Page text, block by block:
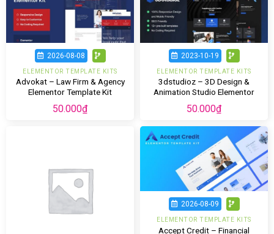
2026-08-08
ELEMENTOR TEMPLATE KITS
Advokat – Law Firm & Agency
Elementor Template Kit
50.000₫
2023-10-19
ELEMENTOR TEMPLATE KITS
3dstudioz – 3D Design &
Animation Studio Elementor
Template Kit
50.000₫
2026-08-09
ELEMENTOR TEMPLATE KITS
Accept Credit – Financial